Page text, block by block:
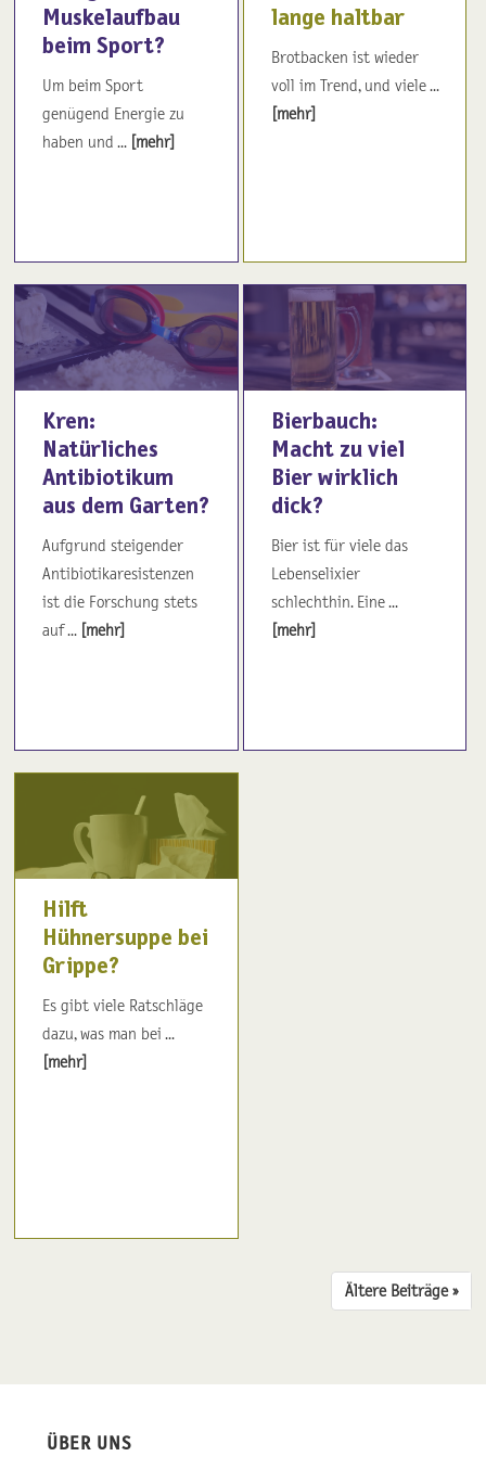
Muskelaufbau
beim Sport?
Um beim Sport
genügend Energie zu
haben und ... [mehr]
lange haltbar
Brotbacken ist wieder
voll im Trend, und viele ...
[mehr]
Kren:
Natürliches
Antibiotikum
aus dem Garten?
Aufgrund steigender
Antibiotikaresistenzen
ist die Forschung stets
auf ... [mehr]
Bierbauch:
Macht zu viel
Bier wirklich
dick?
Bier ist für viele das
Lebenselixier
schlechthin. Eine ...
[mehr]
Hilft
Hühnersuppe bei
Grippe?
Es gibt viele Ratschläge
dazu, was man bei ...
[mehr]
Ältere Beiträge ››
ÜBER UNS